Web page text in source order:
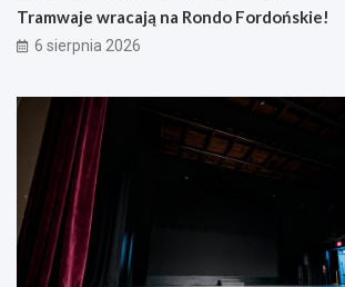
Tramwaje wracają na Rondo Fordońskie!
6 sierpnia 2026